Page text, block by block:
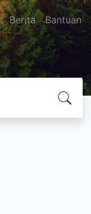
Berita Bantuan